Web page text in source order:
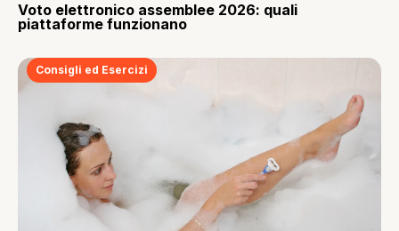
Voto elettronico assemblee 2026: quali
piattaforme funzionano
Consigli ed Esercizi